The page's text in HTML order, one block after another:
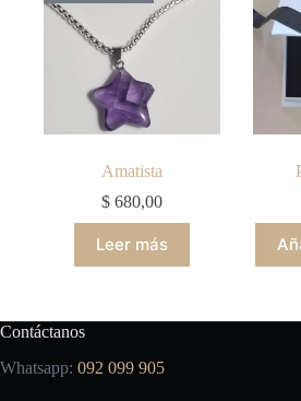
Amatista
$ 680,00
Leer más
Contáctanos
Whatsapp: 092 099 905